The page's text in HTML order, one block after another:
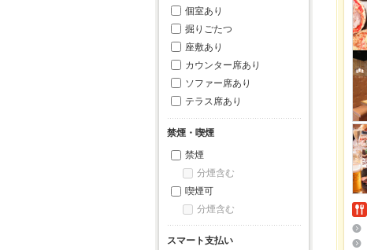
個室あり
掘りごたつ
座敷あり
カウンター席あり
ソファー席あり
テラス席あり
禁煙・喫煙
禁煙
分煙含む
喫煙可
分煙含む
スマート支払い